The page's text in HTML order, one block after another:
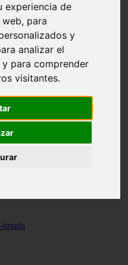
experiencia de
para
y
analizar el
para comprender
visitantes.
úrsula